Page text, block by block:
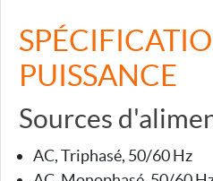
PUISSANCE
Sources
AC, Triphasé, 50/60 Hz